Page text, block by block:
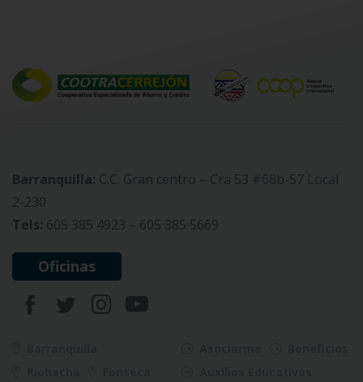
Barranquilla: C.C. Gran centro – Cra 53 #68b-57 Local
2-230
Tels: 605 385 4923 – 605 385 5669
Oficinas